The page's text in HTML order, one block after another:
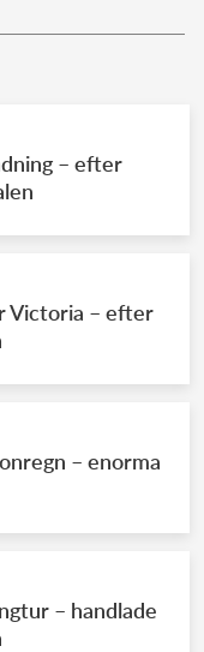
– efter
Victoria – efter
– enorma
– handlade